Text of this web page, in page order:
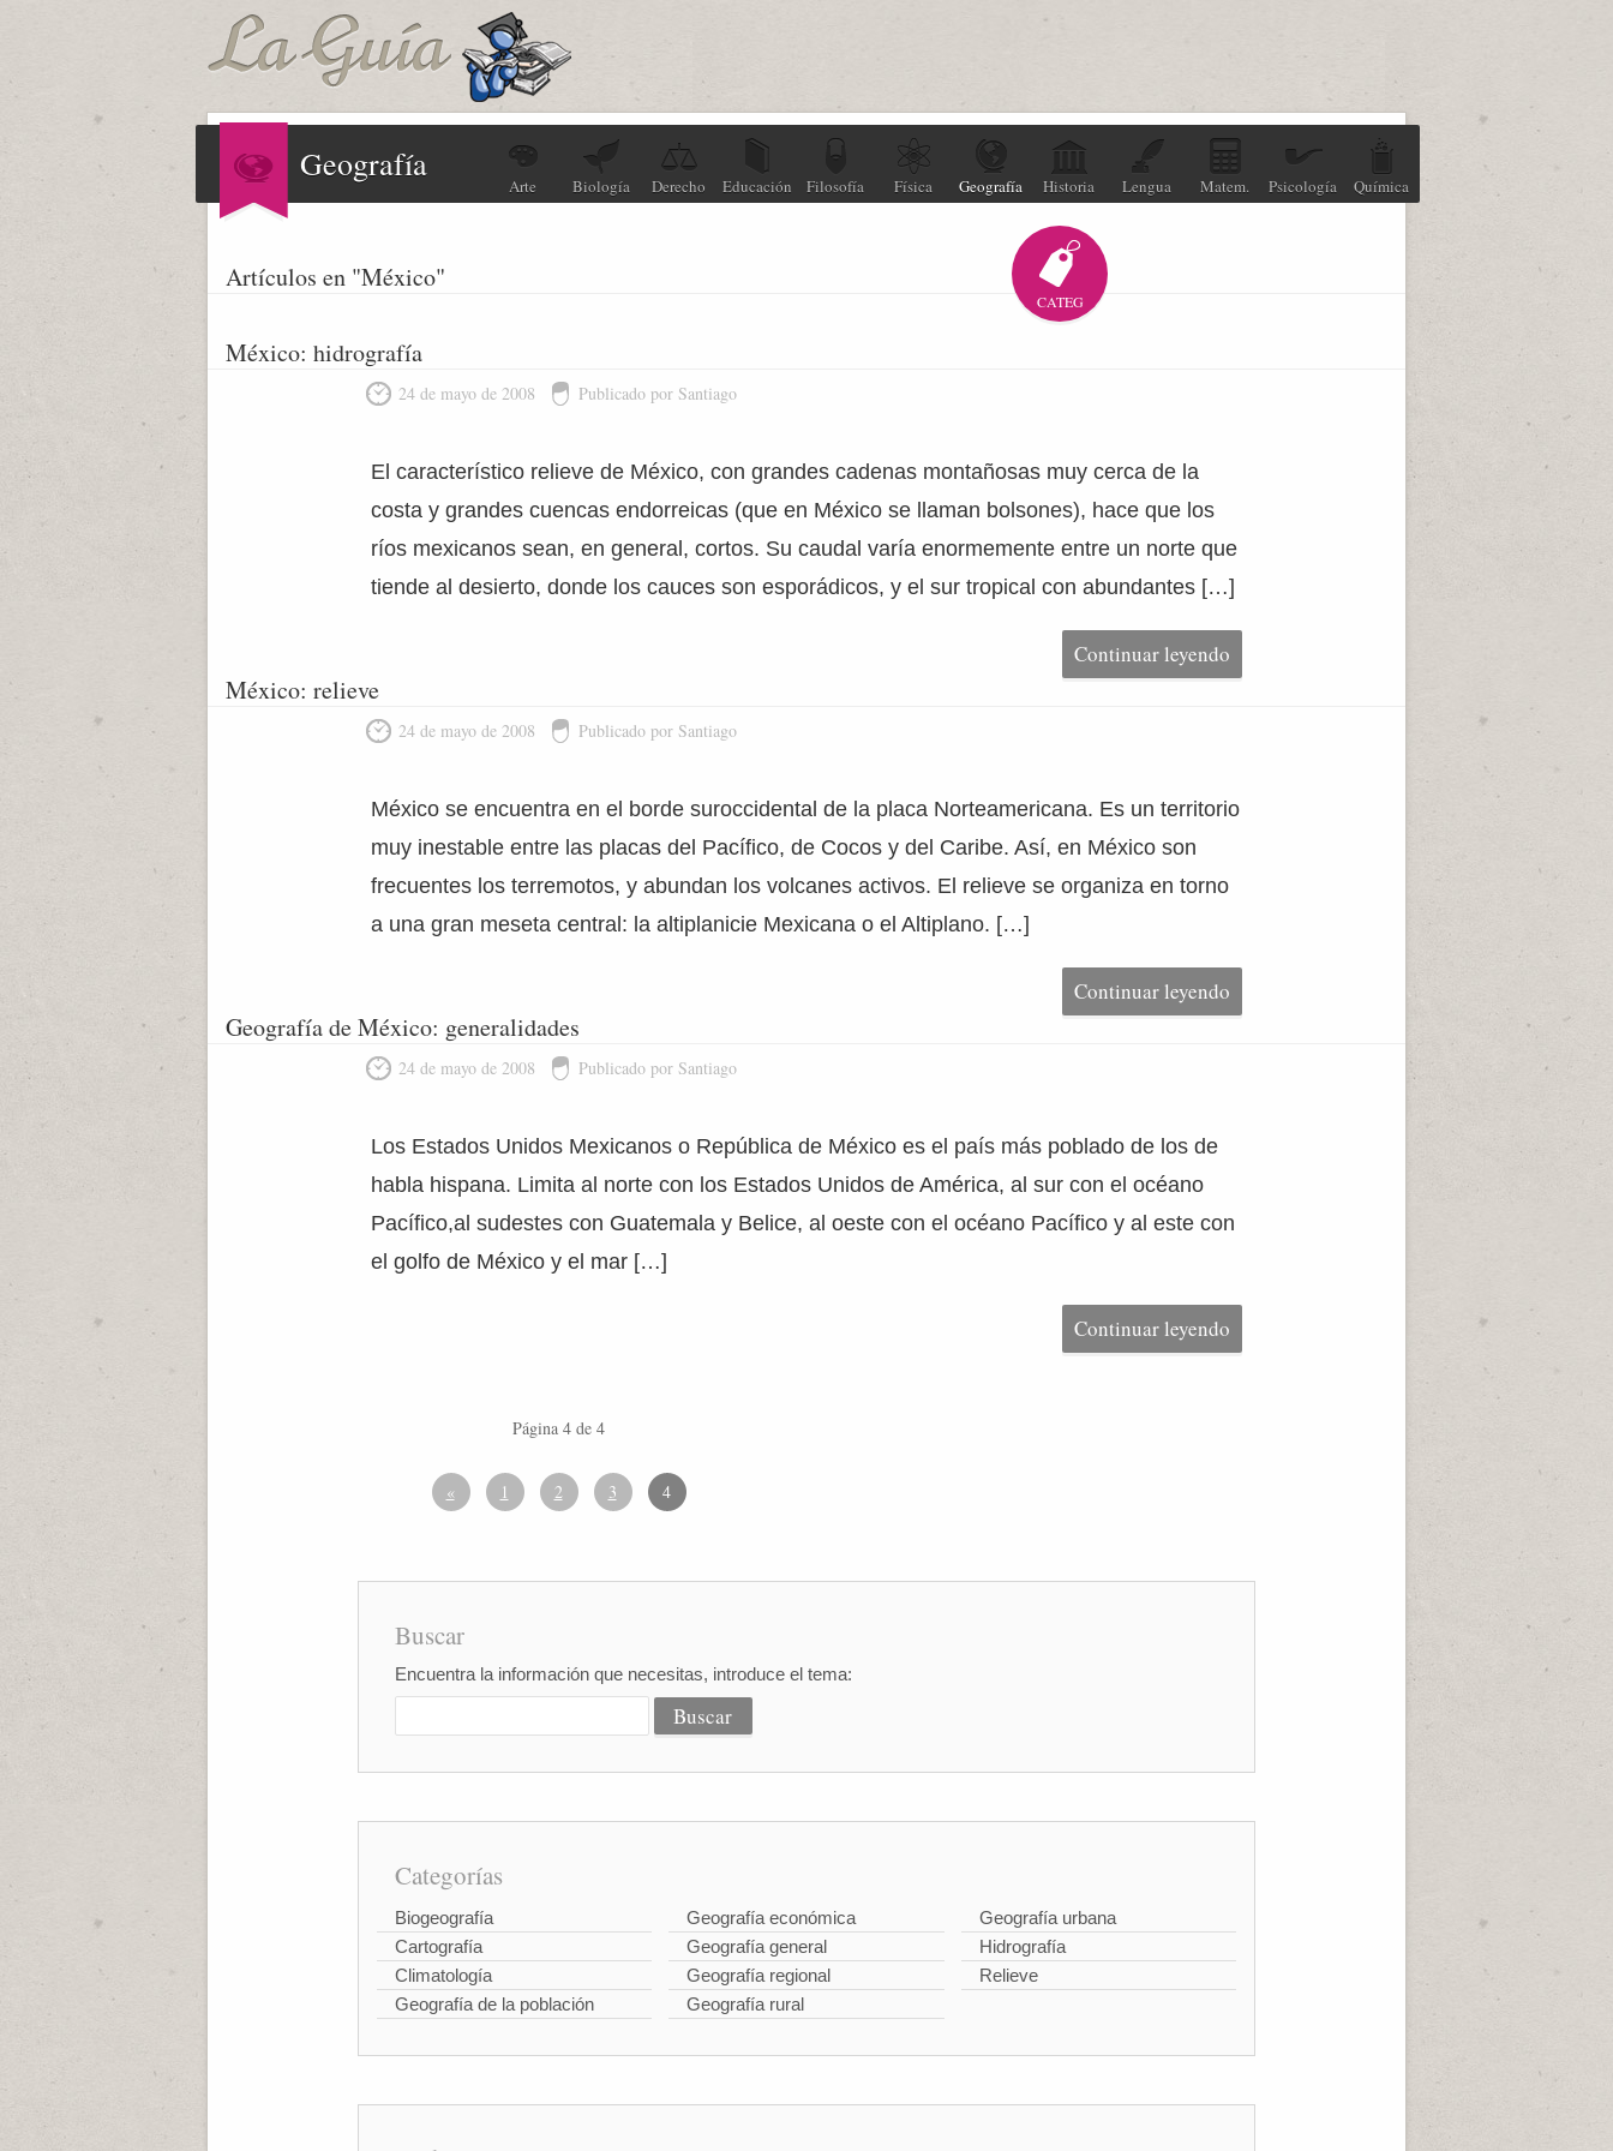
Geografía
Arte Biología Derecho Educación Filosofía Física Geografía Historia Lengua Matem. Psicología Química
Artículos en "México"
CATEG
México: hidrografía
24 de mayo de 2008 Publicado por Santiago
El característico relieve de México, con grandes cadenas montañosas muy cerca de la
costa y grandes cuencas endorreicas (que en México se llaman bolsones), hace que los
ríos mexicanos sean, en general, cortos. Su caudal varía enormemente entre un norte que
tiende al desierto, donde los cauces son esporádicos, y el sur tropical con abundantes […]
Continuar leyendo
México: relieve
24 de mayo de 2008 Publicado por Santiago
México se encuentra en el borde suroccidental de la placa Norteamericana. Es un territorio
muy inestable entre las placas del Pacífico, de Cocos y del Caribe. Así, en México son
frecuentes los terremotos, y abundan los volcanes activos. El relieve se organiza en torno
a una gran meseta central: la altiplanicie Mexicana o el Altiplano. […]
Continuar leyendo
Geografía de México: generalidades
24 de mayo de 2008 Publicado por Santiago
Los Estados Unidos Mexicanos o República de México es el país más poblado de los de
habla hispana. Limita al norte con los Estados Unidos de América, al sur con el océano
Pacífico,al sudestes con Guatemala y Belice, al oeste con el océano Pacífico y al este con
el golfo de México y el mar […]
Continuar leyendo
Página 4 de 4
« 1 2 3 4
Buscar
Encuentra la información que necesitas, introduce el tema:
Categorías
Biogeografía
Cartografía
Climatología
Geografía de la población
Geografía económica
Geografía general
Geografía regional
Geografía rural
Geografía urbana
Hidrografía
Relieve